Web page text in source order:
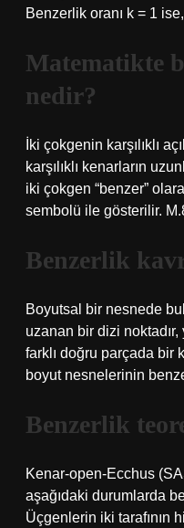
Benzerlik oranı k = 1
Matematikte
nedir?
İki çokgenin karşılıklı
karşılıklı kenarların
iki çokgen “benzer”
sembolü ile gösterilir.
Benzerlik
Boyutsal bir nesnede
uzanan bir dizi
farklı doğru parçada bir
boyut nesnelerinin
Benzerlik
Kenar-open-Ecchus
aşağıdaki durumlarda
Üçgenlerin iki tarafının